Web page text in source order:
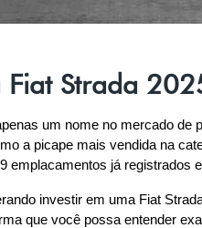
Fiat Strada
um nome no mercado de
a picape mais vendida na
emplacamentos já registrados
investir em uma Fiat
que você possa entender